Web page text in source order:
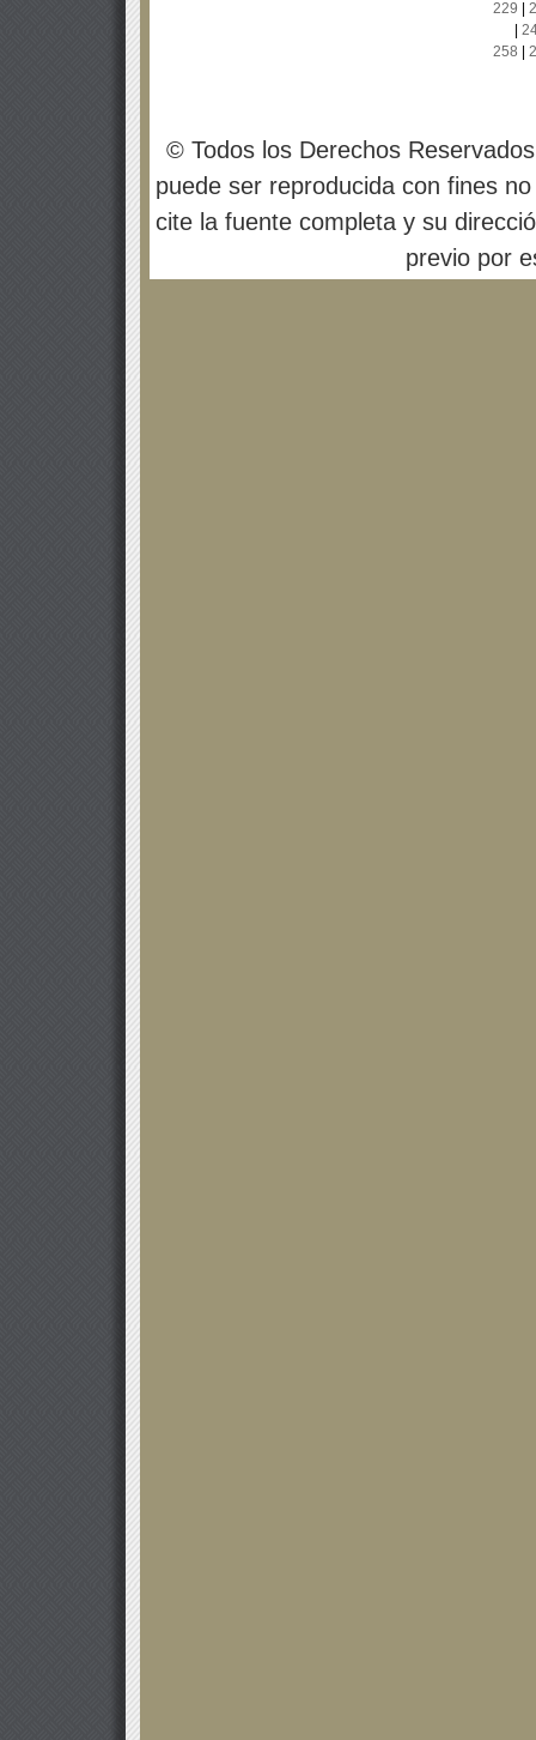
229
258
© Todos los Derechos
puede ser reproducida con fines
cite la fuente completa y su
previo por